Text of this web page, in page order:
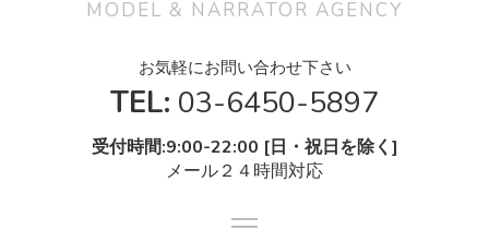
MODEL & NARRATOR AGENCY
お気軽にお問い合わせ下さい
TEL: 03-6450-5897
受付時間:9:00-22:00 [日・祝日を除く]
メール２４時間対応